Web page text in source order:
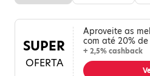
SUPER
OFERTA
Aproveite as
com até 20%
+ 2,5% cashback